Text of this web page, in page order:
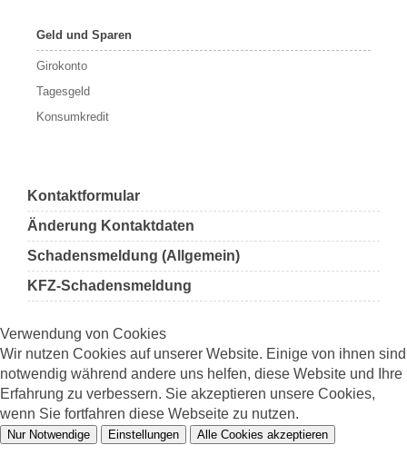
Geld und Sparen
Girokonto
Tagesgeld
Konsumkredit
Kontaktformular
Änderung Kontaktdaten
Schadensmeldung (Allgemein)
KFZ-Schadensmeldung
Verwendung von Cookies
Wir nutzen Cookies auf unserer Website. Einige von ihnen sind
notwendig während andere uns helfen, diese Website und Ihre
Erfahrung zu verbessern. Sie akzeptieren unsere Cookies,
wenn Sie fortfahren diese Webseite zu nutzen.
Nur Notwendige Einstellungen Alle Cookies akzeptieren